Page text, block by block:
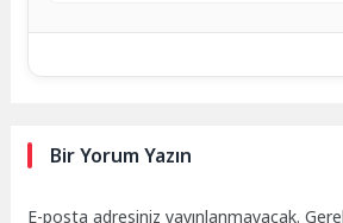
Bir Yorum Yazın
E-posta adresiniz yayınlanmayacak.